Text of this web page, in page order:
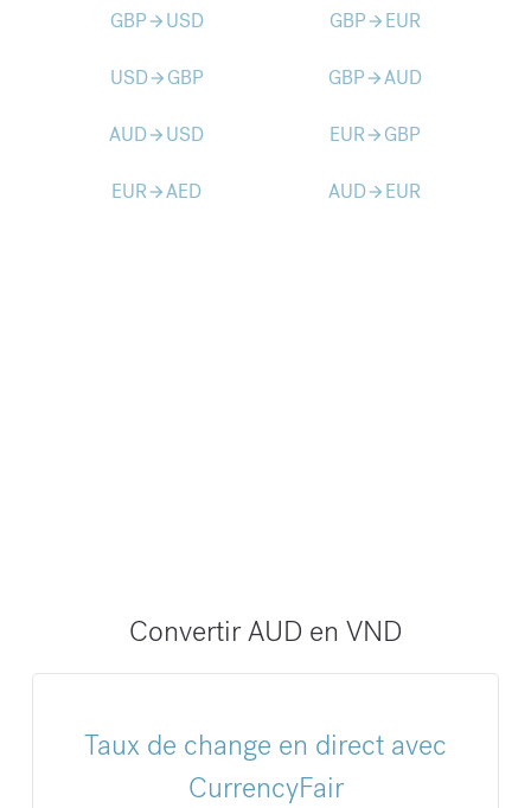
GBParrow_forward USD GBParrow_forward EUR
USDarrow_forward GBP GBParrow_forwardAUD
AUDarrow_forward USD EURarrow_forward GBP
EURarrow_forwardAED AUDarrow_forward EUR
Convertir AUD en VND
Taux de change en direct avec
CurrencyFair